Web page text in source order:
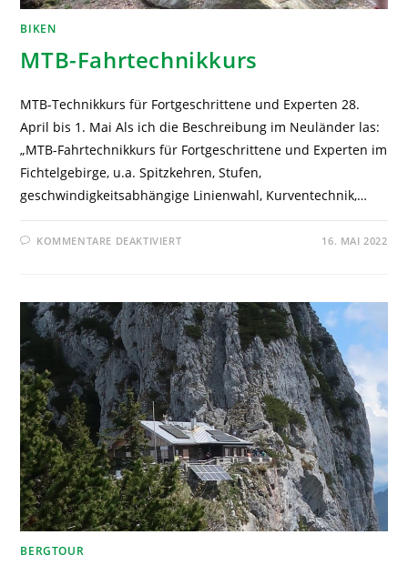
BIKEN
MTB-Fahrtechnikkurs
MTB-Technikkurs für Fortgeschrittene und Experten 28.
April bis 1. Mai Als ich die Beschreibung im Neuländer las:
„MTB-Fahrtechnikkurs für Fortgeschrittene und Experten im
Fichtelgebirge, u.a. Spitzkehren, Stufen,
geschwindigkeitsabhängige Linienwahl, Kurventechnik,…
KOMMENTARE DEAKTIVIERT 16. MAI 2022
BERGTOUR